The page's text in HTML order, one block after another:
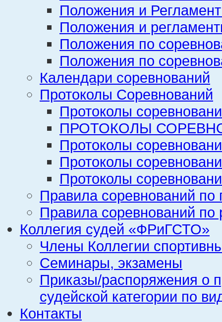
Положения и
Положения и
Положения по
Положения по
Календари соревнований
Протоколы Соревнований
Протоколы
ПРОТОКОЛЫ
Протоколы
Протоколы
Протоколы
Правила соревнований по
Правила соревнований по
Коллегия судей «ФРиГСТО»
Члены Коллегии
Семинары, экзамены
Приказы/распоряжения о
судейской категории по
Контакты